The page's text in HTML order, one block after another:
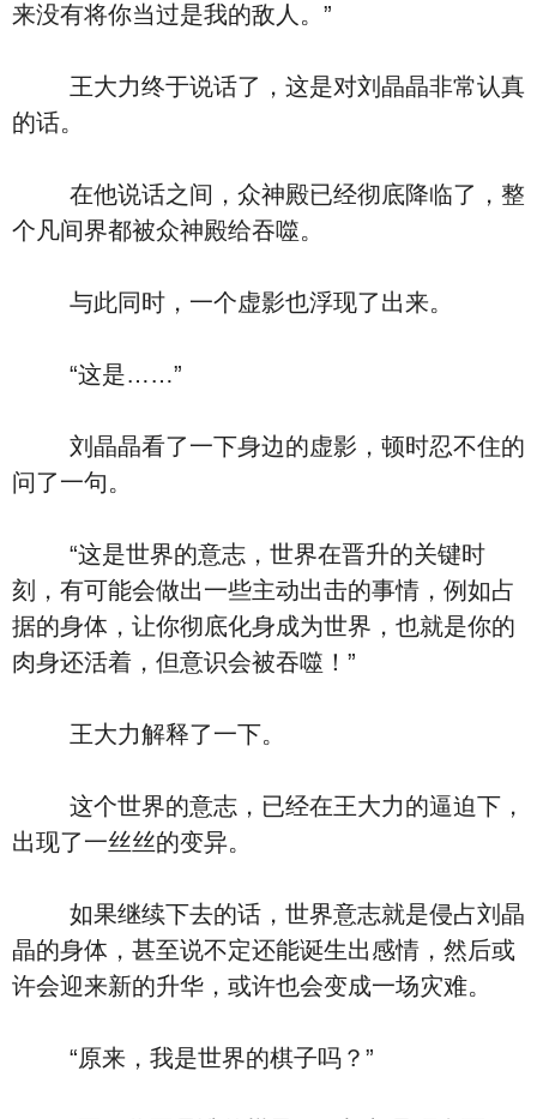
来没有将你当过是我的敌人。”
王大力终于说话了，这是对刘晶晶非常认真
的话。
在他说话之间，众神殿已经彻底降临了，整
个凡间界都被众神殿给吞噬。
与此同时，一个虚影也浮现了出来。
“这是……”
刘晶晶看了一下身边的虚影，顿时忍不住的
问了一句。
“这是世界的意志，世界在晋升的关键时
刻，有可能会做出一些主动出击的事情，例如占
据的身体，让你彻底化身成为世界，也就是你的
肉身还活着，但意识会被吞噬！”
王大力解释了一下。
这个世界的意志，已经在王大力的逼迫下，
出现了一丝丝的变异。
如果继续下去的话，世界意志就是侵占刘晶
晶的身体，甚至说不定还能诞生出感情，然后或
许会迎来新的升华，或许也会变成一场灾难。
“原来，我是世界的棋子吗？”